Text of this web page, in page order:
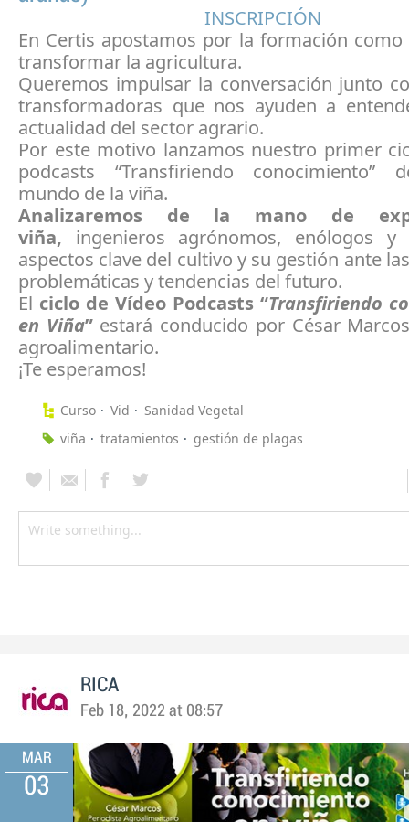
INSCRIPCIÓN
En Certis apostamos por la formación
transformar la agricultura.
Queremos impulsar la conversación junto
transformadoras que nos ayuden a
actualidad del sector agrario.
Por este motivo lanzamos nuestro primer
podcasts “Transfiriendo conocimiento”
mundo de la viña.
Analizaremos de la mano de
viña, ingenieros agrónomos, enólogos y
aspectos clave del cultivo y su gestión ante
problemáticas y tendencias del futuro.
El ciclo de Vídeo Podcasts “Transfiriendo
en Viña”estará conducido por César
agroalimentario.
¡Te esperamos!
Curso Vid
Sanidad Vegetal
viña
tratamientos gestión de plagas
RICA
Feb 18, 2022 at 08:57
MAR
03